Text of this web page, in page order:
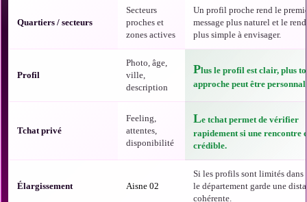
Quartiers / secteurs
Secteurs
proches et
zones actives
Un profil proche rend le
message plus naturel et le
plus simple à envisager.
Profil
Photo, âge,
ville,
description
Plus le profil est clair, plus
approche peut être
Tchat privé
Feeling,
attentes,
disponibilité
Le tchat permet de vérifier
rapidement si une rencontre
crédible.
Élargissement Aisne 02
Si les profils sont limités dans
le département garde une
cohérente.